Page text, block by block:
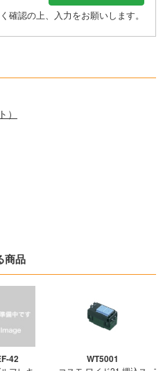
確認の上、入力をお願いします。
商品
42 WT5001